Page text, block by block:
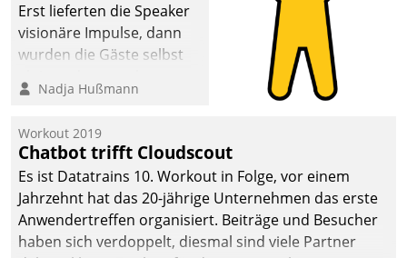
Erst lieferten die Speaker
visionäre Impulse, dann
wurden die Gäste selbst
methodisch
Quartier. Dazwischen
zeigte Datatrain, was es
Neues zu bieten hat.
Nadja Hußmann
Workout 2019
Chatbot trifft Cloudscout
Es ist Datatrains 10. Workout in Folge, vor einem
Jahrzehnt hat das 20-jährige Unternehmen das erste
Anwendertreffen organisiert. Beiträge und Besucher
haben sich verdoppelt, diesmal sind viele Partner